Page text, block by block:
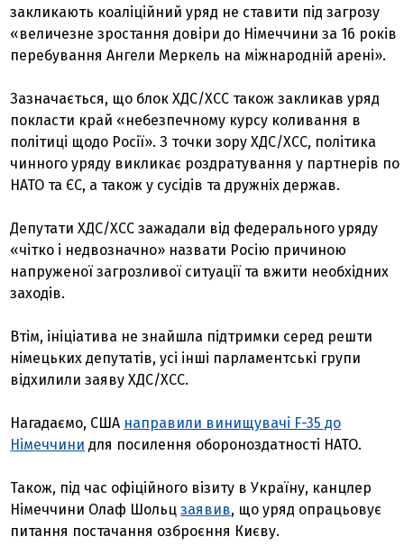
закликають коаліційний уряд не ставити під загрозу
«величезне зростання довіри до Німеччини за 16 років
перебування Ангели Меркель на міжнародній арені».
Зазначається, що блок ХДС/ХСС також закликав уряд
покласти край «небезпечному курсу коливання в
політиці щодо Росії». З точки зору ХДС/ХСС, політика
чинного уряду викликає роздратування у партнерів по
НАТО та ЄС, а також у сусідів та дружніх держав.
Депутати ХДС/ХСС зажадали від федерального уряду
«чітко і недвозначно» назвати Росію причиною
напруженої загрозливої ситуації та вжити необхідних
заходів.
Втім, ініціатива не знайшла підтримки серед решти
німецьких депутатів, усі інші парламентські групи
відхилили заяву ХДС/ХСС.
Нагадаємо, США направили винищувачі F-35 до
Німеччини для посилення обороноздатності НАТО.
Також, під час офіційного візиту в Україну, канцлер
Німеччини Олаф Шольцзаявив, що уряд опрацьовує
питання постачання озброєння Києву.